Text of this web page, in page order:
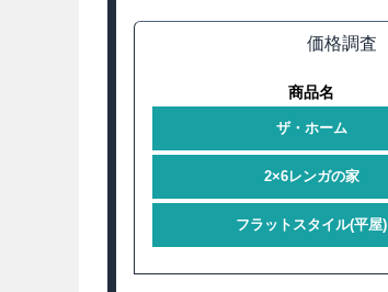
価格調査
商品名
ザ・ホーム
2×6レンガの家
フラットスタイル(平屋)